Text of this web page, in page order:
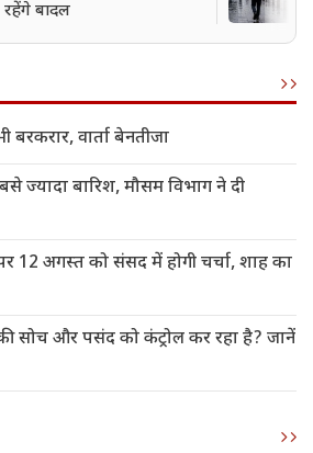
रहेंगे बादल
बरकरार, वार्ता बेनतीजा
ज्यादा बारिश, मौसम विभाग ने दी
12 अगस्त को संसद में होगी चर्चा, शाह का
सोच और पसंद को कंट्रोल कर रहा है? जानें